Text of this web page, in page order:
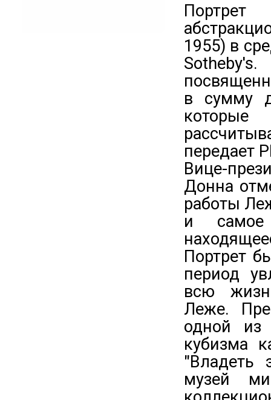
1955) в
в сумму
передает
Вице-
Донна
работы
и самое
Портрет
период
всю
Леже.
одной из
кубизма
"Владеть
музей